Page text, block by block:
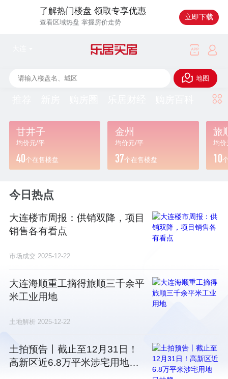
了解热门楼盘 领取专享优惠
查看区域热盘 掌握房价走势
立即下载
地图
甘井子
均价元/平
40个在售楼盘
金州
均价元/平
37个在售楼盘
旅
均价
10
今日热点
大连楼市周报：供销双降，项目
销售各有看点
市场成交 2025-12-22
大连海顺重工摘得旅顺三千余平
米工业用地
土地解析 2025-12-22
土拍预告丨截止至12月31日！
高新区近6.8万平米涉宅用地已